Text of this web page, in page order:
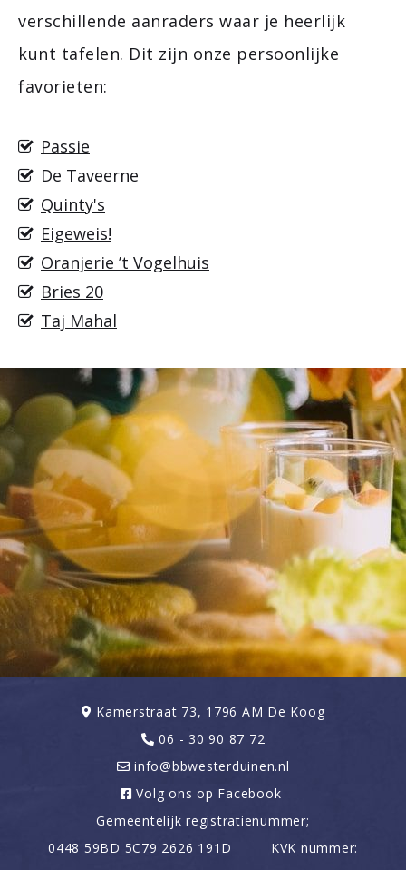
verschillende aanraders waar je heerlijk
kunt tafelen. Dit zijn onze persoonlijke
favorieten:
Passie
De Taveerne
Quinty's
Eigeweis!
Oranjerie ’t Vogelhuis
Bries 20
Taj Mahal
Kamerstraat 73, 1796 AM De Koog
06 - 30 90 87 72
info@bbwesterduinen.nl
Volg ons op Facebook
Gemeentelijk registratienummer;
0448 59BD 5C79 2626 191D KVK nummer: